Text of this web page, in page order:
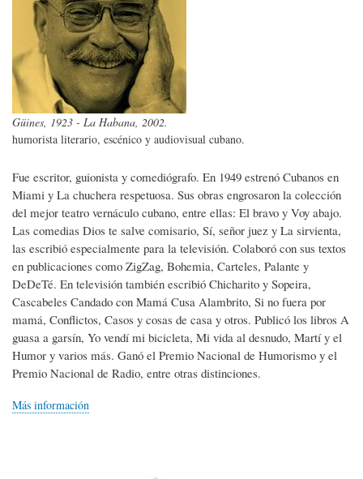
Güines, 1923 - La Habana, 2002.
humorista literario, escénico y audiovisual cubano.
Fue escritor, guionista y comediógrafo. En 1949 estrenó Cubanos en
Miami y La chuchera respetuosa. Sus obras engrosaron la colección
del mejor teatro vernáculo cubano, entre ellas: El bravo y Voy abajo.
Las comedias Dios te salve comisario, Sí, señor juez y La sirvienta,
las escribió especialmente para la televisión. Colaboró con sus textos
en publicaciones como ZigZag, Bohemia, Carteles, Palante y
DeDeTé. En televisión también escribió Chicharito y Sopeira,
Cascabeles Candado con Mamá Cusa Alambrito, Si no fuera por
mamá, Conflictos, Casos y cosas de casa y otros. Publicó los libros A
guasa a garsín, Yo vendí mi bicicleta, Mi vida al desnudo, Martí y el
Humor y varios más. Ganó el Premio Nacional de Humorismo y el
Premio Nacional de Radio, entre otras distinciones.
Más información